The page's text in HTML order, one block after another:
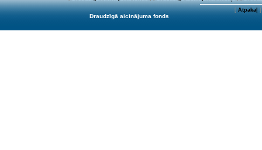
[Atpakaļ]
Draudzīgā aicinājuma fonds